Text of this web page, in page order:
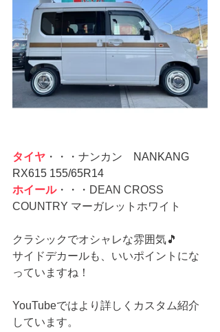
タイヤ ・・・ナンカン
NANKANG
RX615 155/65R14
ホイール・・・DEAN CROSS
COUNTRY マーガレットホワイト
クラシックでオシャレな雰囲気🎵
サイドデカールも、いいポイントにな
っていますね！
YouTubeではより詳しくカスタム紹介
しています。